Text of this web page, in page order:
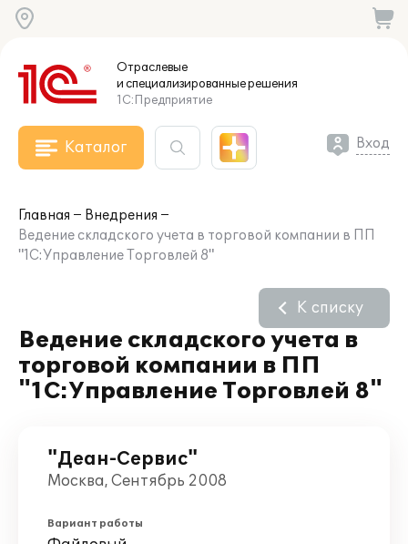
Отраслевые
и специализированныерешения
1С:Предприятие
Каталог Вход
Главная
Внедрения
Ведение складского учета в торговой компании в ПП
"1С:Управление Торговлей 8"
Ведение складского учета в
торговой компании в ПП
"1С:Управление Торговлей 8"
К списку
"Деан-Сервис"
Москва, Сентябрь 2008
Вариант работы